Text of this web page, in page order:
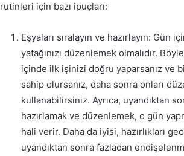
rutinleri için bazı ipuçları:
Eşyaları sıralayın ve hazırlayın: Gün
yatağınızı düzenlemek olmalıdır.
içinde ilk işinizi doğru yaparsanız ve
sahip olursanız, daha sonra onları
kullanabilirsiniz. Ayrıca, uyandıktan
hazırlamak ve düzenlemek, o gün
hali verir. Daha da iyisi, hazırlıkları
uyandıktan sonra fazladan